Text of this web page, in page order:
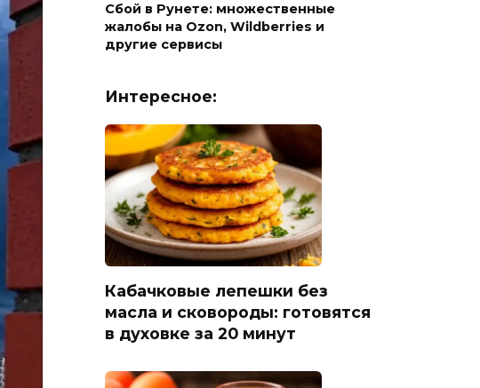
Сбой в Рунете: множественные
жалобы на Ozon, Wildberries и
другие сервисы
Интересное:
Кабачковые лепешки без
масла и сковороды: готовятся
в духовке за 20 минут